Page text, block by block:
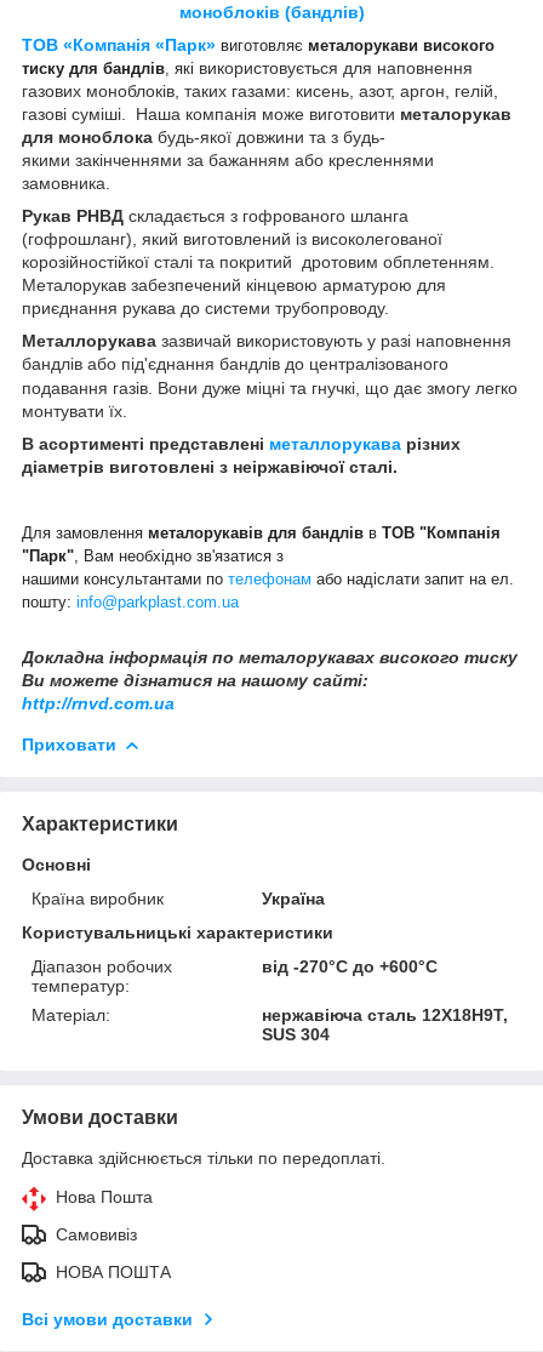
моноблоків (бандлів)
ТОВ «Компанія «Парк» виготовляє металорукави високого
тиску для бандлів , які використовується для наповнення
газових моноблоків, таких газами: кисень, азот, аргон, гелій,
газові суміші. Наша компанія може виготовити металорукав
для моноблока будь-якої довжини та з будь-
якими закінченнями за бажанням або кресленнями
замовника.
Рукав РНВД складається з гофрованого шланга
(гофрошланг), який виготовлений із високолегованої
корозійностійкої сталі та покритий дротовим обплетенням.
Металорукав забезпечений кінцевою арматурою для
приєднання рукава до системи трубопроводу.
Металлорукава зазвичай використовують у разі наповнення
бандлів або під'єднання бандлів до централізованого
подавання газів . Вони дуже міцні та гнучкі, що дає змогу легко
монтувати їх.
В асортименті представлені металлорукава різних
діаметрів виготовлені з неіржавіючої сталі.
Для замовлення металорукавів для бандлів в ТОВ "Компанія
"Парк" , Вам необхідно зв'язатися з
нашими консультантами по телефонам або надіслати запит на ел.
пошту: info@parkplast.com.ua
Докладна інформація по металорукавах високого тиску
Ви можете дізнатися на нашому сайті:
http://rnvd.com.ua
Приховати
Характеристики
Основні
Країна виробник
Україна
Користувальницькі характеристики
Діапазон робочих
температур:
від -270°С до +600°С
Матеріал:
нержавіюча сталь 12Х18Н9Т,
SUS 304
Умови доставки
Доставка здійснюється тільки по передоплаті.
Нова Пошта
Самовивіз
НОВА ПОШТА
Всі умови доставки